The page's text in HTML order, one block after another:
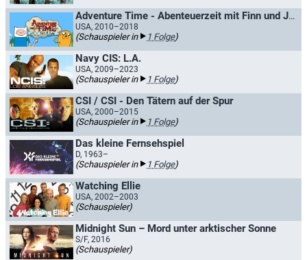
Adventure Time - Abenteuerzeit mit Finn und Jake / Adventure Time: Ferne Länder
USA, 2010–2018
(Schauspieler in 1 Folge)
Navy CIS: L.A.
USA, 2009–2023
(Schauspieler in 1 Folge)
CSI / CSI - Den Tätern auf der Spur
USA, 2000–2015
(Schauspieler in 1 Folge)
Das kleine Fernsehspiel
D, 1963–
(Schauspieler in 1 Folge)
Watching Ellie
USA, 2002–2003
(Schauspieler)
Midnight Sun – Mord unter arktischer Sonne
S/F, 2016
(Schauspieler)